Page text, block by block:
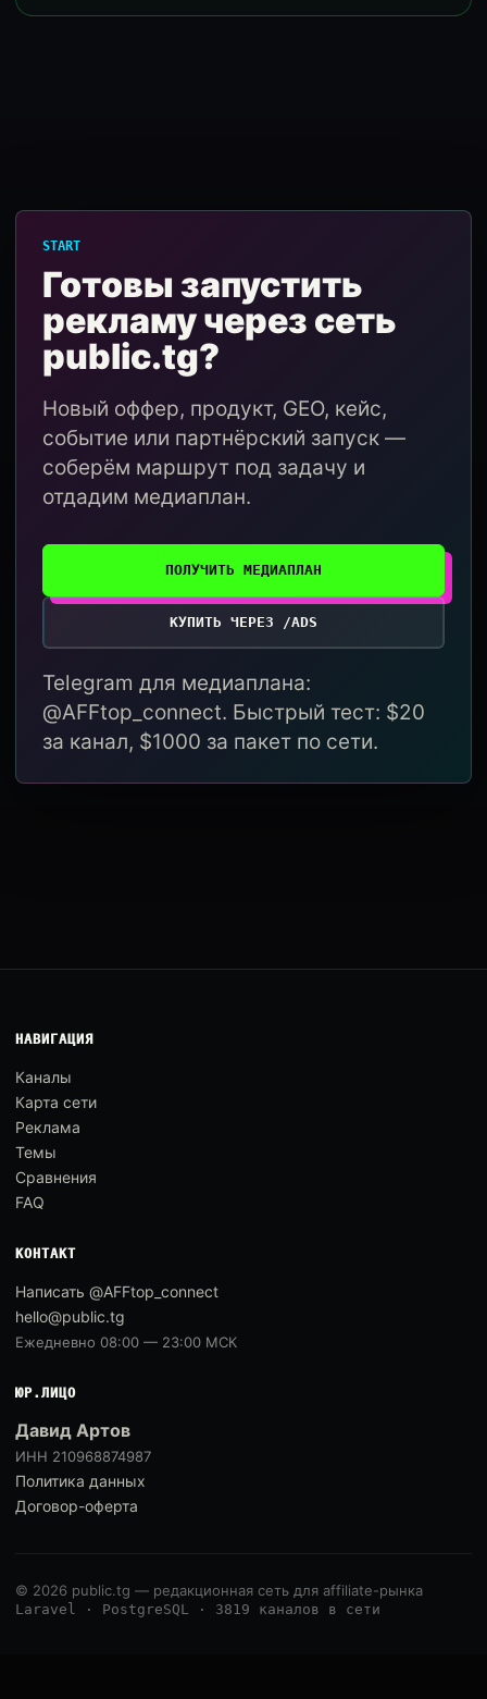
START
Готовы запустить
рекламу через сеть
public.tg?
Новый оффер, продукт, GEO, кейс,
событие или партнёрский запуск —
соберём маршрут под задачу и
отдадим медиаплан.
ПОЛУЧИТЬ МЕДИАПЛАН
КУПИТЬ ЧЕРЕЗ /ADS
Telegram для медиаплана:
@AFFtop_connect. Быстрый тест: $20
за канал, $1000 за пакет по сети.
НАВИГАЦИЯ
Каналы
Карта сети
Реклама
Темы
Сравнения
FAQ
КОНТАКТ
Написать @AFFtop_connect
hello@public.tg
Ежедневно 08:00 — 23:00 МСК
ЮР.ЛИЦО
Давид Артов
ИНН 210968874987
Политика данных
Договор-оферта
© 2026 public.tg — редакционная сеть для affiliate-рынка
Laravel · PostgreSQL · 3819 каналов в сети